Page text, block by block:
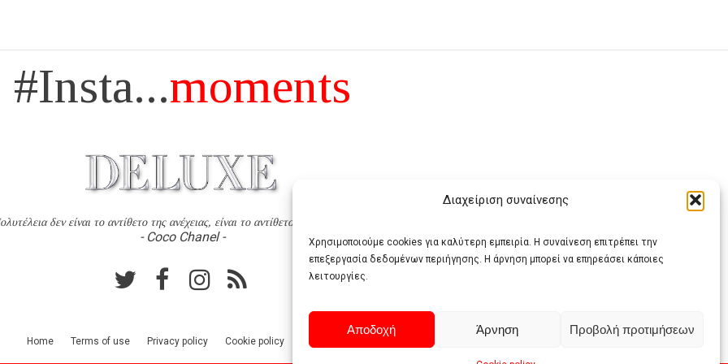
Διαχείριση συναίνεσης
Χρησιμοποιούμε cookies για καλύτερη εμπειρία. Η συναίνεση επιτρέπει την
επεξεργασία δεδομένων περιήγησης. Η άρνηση μπορεί να επηρεάσει κάποιες
λειτουργίες.
Αποδοχή Άρνηση Προβολή προτιμήσεων
#Insta...moments
δεν είναι το αντίθετο της ανέχειας, είναι το αντίθετο της χυδαιότητας
- Coco Chanel -
Home Terms of use Privacy policy Cookie policy Contact